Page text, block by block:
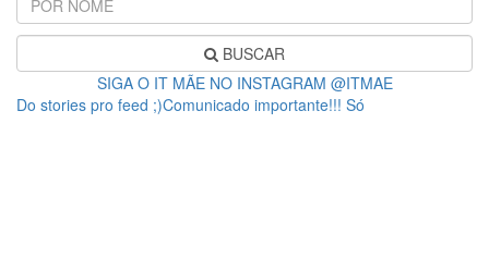
BUSCAR
SIGA O IT MÃE NO INSTAGRAM @ITMAE
Do stories pro feed ;)Comunicado importante!!! Só